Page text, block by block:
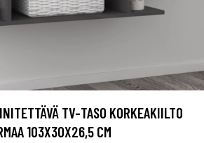
TV-TASO KORKEAKIILTO
103X30X26,5 CM